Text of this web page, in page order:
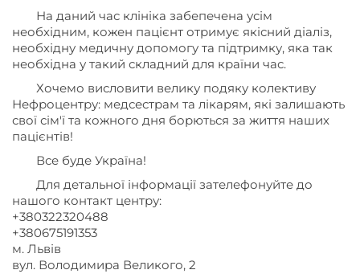
На даний час клініка забепечена усім
необхідним, кожен пацієнт отримує якісний діаліз,
необхідну медичну допомогу та підтримку, яка так
необхідна у такий складний для країни час.
Хочемо висловити велику подяку колективу
Нефроцентру: медсестрам та лікарям, які залишають
свої сім'ї та кожного дня борються за життя наших
пацієнтів!
Все буде Україна!
Для детальної інформації зателефонуйте до
нашого контакт центру:
+380322320488
+380675191353
м. Львів
вул. Володимира Великого, 2